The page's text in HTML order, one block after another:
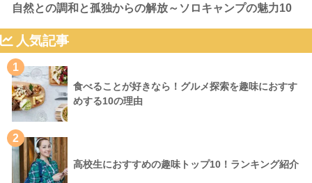
自然との調和と孤独からの解放～ソロキャンプの魅力10
人気記事
1
食べることが好きなら！グルメ探索を趣味におすす
めする10の理由
2
高校生におすすめの趣味トップ10！ランキング紹介